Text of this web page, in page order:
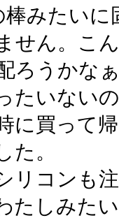
みたいに
せん。こ
ろうかな
たいない
に買って
た。
リコンも
たしみた